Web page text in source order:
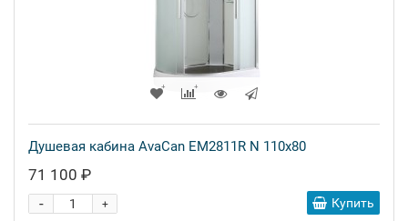
Душевая кабина AvaCan EM2811R N 110x80
71 100 ₽
+
- Купить